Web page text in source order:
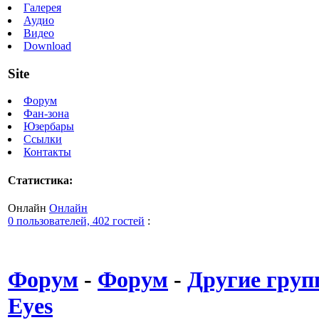
Галерея
Аудио
Видео
Download
Site
Форум
Фан-зона
Юзербары
Ссылки
Контакты
Статистика:
Онлайн Онлайн
0 пользователей, 402 гостей :
Форум - Форум - Другие
Eyes